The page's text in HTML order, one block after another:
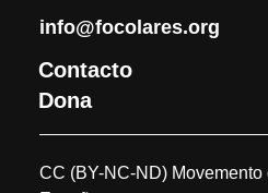
info@focolares.org
Contacto
Dona
CC (BY-NC-ND)